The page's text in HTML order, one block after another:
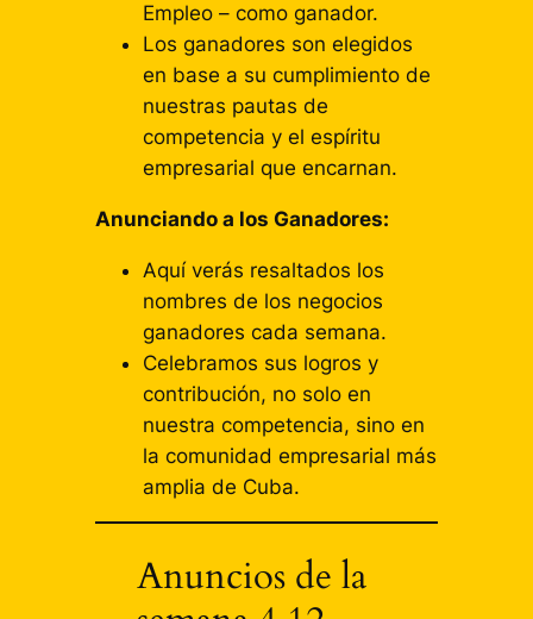
Empleo – como ganador.
Los ganadores son elegidos
en base a su cumplimiento de
nuestras pautas de
competencia y el espíritu
empresarial que encarnan.
Anunciando a los Ganadores:
Aquí verás resaltados los
nombres de los negocios
ganadores cada semana.
Celebramos sus logros y
contribución, no solo en
nuestra competencia, sino en
la comunidad empresarial más
amplia de Cuba.
Anuncios de la